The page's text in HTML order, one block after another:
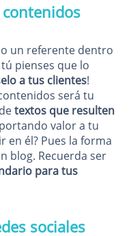
un referente dentro
pienses que lo
a tus clientes!
será tu
textos que resulten
valor a tu
en él? Pues la forma
blog. Recuerda ser
para tus
sociales